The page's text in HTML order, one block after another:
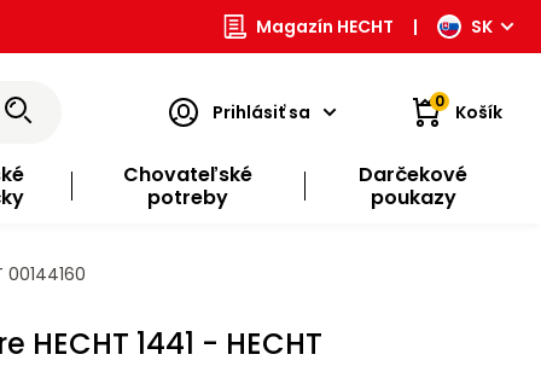
Magazín HECHT | SK
Prihlásiť sa 0 Košík
Chovateľské
potreby
Darčekové
poukazy
00144160
HECHT 1441 - HECHT